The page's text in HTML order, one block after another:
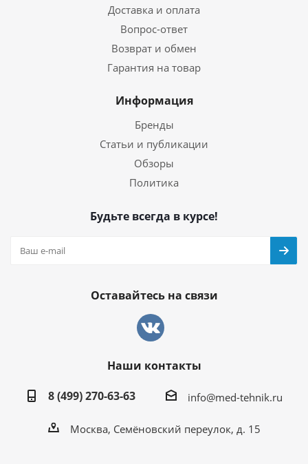
Доставка и оплата
Вопрос-ответ
Возврат и обмен
Гарантия на товар
Информация
Бренды
Статьи и публикации
Обзоры
Политика
Будьте всегда в курсе!
Оставайтесь на связи
Наши контакты
8 (499) 270-63-63
info@med-tehnik.ru
Москва, Семёновский переулок, д. 15